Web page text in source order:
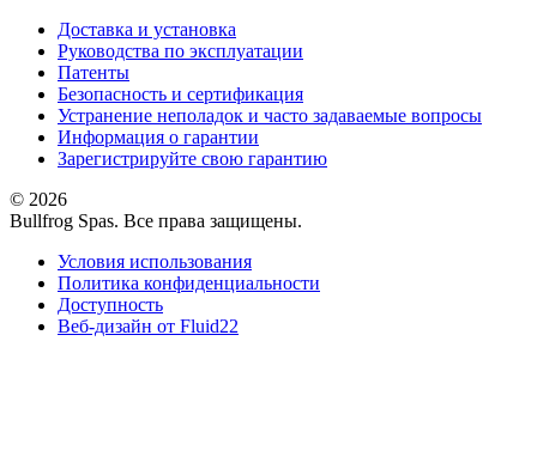
Доставка и установка
Руководства по эксплуатации
Патенты
Безопасность и сертификация
Устранение неполадок и часто задаваемые вопросы
Информация о гарантии
Зарегистрируйте свою гарантию
© 2026
Bullfrog Spas. Все права защищены.
Условия использования
Политика конфиденциальности
Доступность
Веб-дизайн от Fluid22